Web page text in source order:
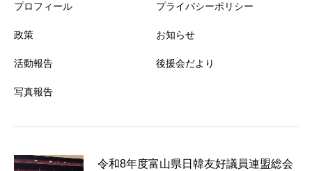
プロフィール
政策
活動報告
写真報告
プライバシーポリシー
お知らせ
後援会だより
令和8年度富山県日韓友好議員連盟総会